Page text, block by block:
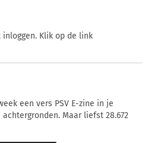
Klik op de link
een vers PSV E-zine in je
Maar liefst 28.672